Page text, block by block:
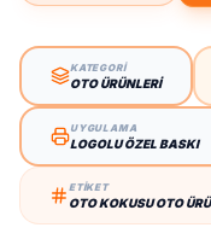
KATEGORİ
OTO ÜRÜNLERI
UYGULAMA
LOGOLU ÖZEL BASKI
ETİKET
OTO KOKUSU OTO